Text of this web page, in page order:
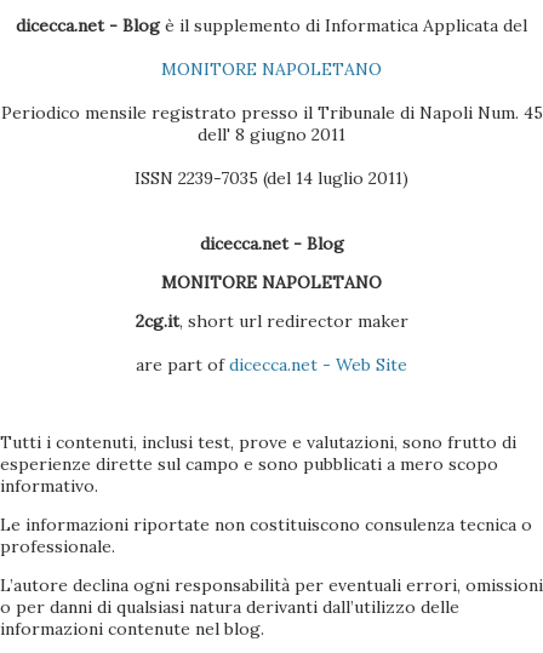
Contatti dell'Outlook 4 - Scaricare l'ultima versione del
dicecca.net - Blogè il supplemento di Informatica Applicata del
MONITORE NAPOLETANO
Periodico mensile registrato presso il Tribunale di Napoli Num. 45
dell' 8 giugno 2011
ISSN 2239-7035 (del 14 luglio 2011)
dicecca.net - Blog
MONITORE NAPOLETANO
2cg.it, short url redirector maker
are part ofdicecca.net - Web Site
Tutti i contenuti, inclusi test, prove e valutazioni, sono frutto di
esperienze dirette sul campo e sono pubblicati a mero scopo
informativo.
Le informazioni riportate non costituiscono consulenza tecnica o
professionale.
L’autore declina ogni responsabilità per eventuali errori, omissioni
o per danni di qualsiasi natura derivanti dall’utilizzo delle
informazioni contenute nel blog.